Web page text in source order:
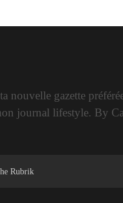
nouvelle gazette
journal lifestyle. By